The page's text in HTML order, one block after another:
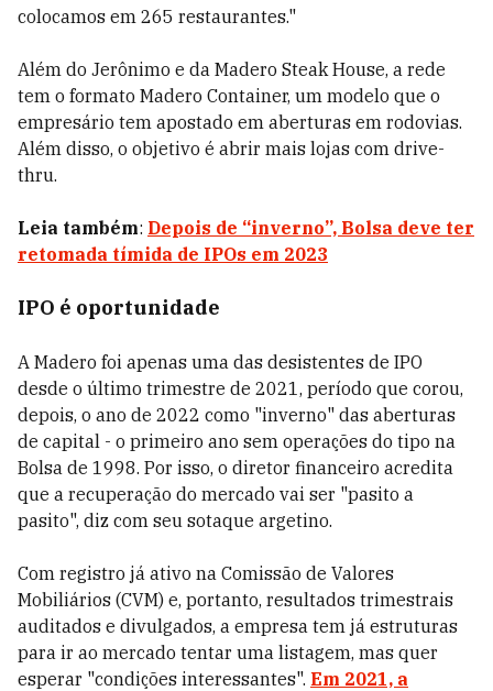
colocamos em 265 restaurantes."
Além do Jerônimo e da Madero Steak House, a rede
tem o formato Madero Container, um modelo que o
empresário tem apostado em aberturas em rodovias.
Além disso, o objetivo é abrir mais lojas com drive-
thru.
Leia também: Depois de “inverno”, Bolsa deve ter
retomada tímida de IPOs em 2023
IPO é oportunidade
A Madero foi apenas uma das desistentes de IPO
desde o último trimestre de 2021, período que corou,
depois, o ano de 2022 como "inverno" das aberturas
de capital - o primeiro ano sem operações do tipo na
Bolsa de 1998. Por isso, o diretor financeiro acredita
que a recuperação do mercado vai ser "pasito a
pasito", diz com seu sotaque argetino.
Com registro já ativo na Comissão de Valores
Mobiliários (CVM) e, portanto, resultados trimestrais
auditados e divulgados, a empresa tem já estruturas
para ir ao mercado tentar uma listagem, mas quer
esperar "condições interessantes". Em 2021, a